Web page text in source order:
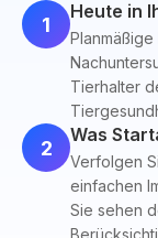
1
Heute in
Tierhalter
2
Was
Verfolgen
einfachen
Sie sehen